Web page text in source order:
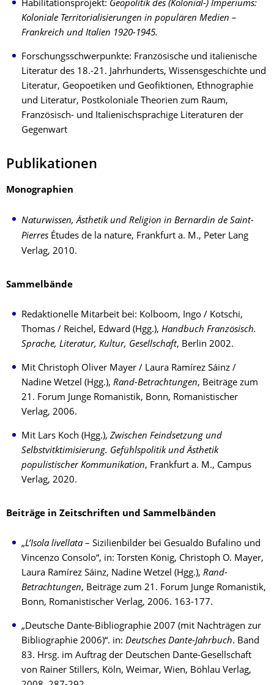
Habilitationsprojekt: Geopolitik des (Kolonial-) Imperiums:
Koloniale Territorialisierungen in populären Medien –
Frankreich und Italien 1920-1945.
Forschungsschwerpunkte: Französische und italienische
Literatur des 18.-21. Jahrhunderts, Wissensgeschichte und
Literatur, Geopoetiken und Geofiktionen, Ethnographie
und Literatur, Postkoloniale Theorien zum Raum,
Französisch- und Italienischsprachige Literaturen der
Gegenwart
Publikationen
Monographien
Naturwissen, Ästhetik und Religion in Bernardin de Saint-
Pierres Études de la nature, Frankfurt a. M., Peter Lang
Verlag, 2010.
Sammelbände
Redaktionelle Mitarbeit bei: Kolboom, Ingo / Kotschi,
Thomas / Reichel, Edward (Hgg.), Handbuch Französisch.
Sprache, Literatur, Kultur, Gesellschaft, Berlin 2002.
Mit Christoph Oliver Mayer / Laura Ramírez Sáinz /
Nadine Wetzel (Hgg.), Rand-Betrachtungen, Beiträge zum
21. Forum Junge Romanistik, Bonn, Romanistischer
Verlag, 2006.
Mit Lars Koch (Hgg.), Zwischen Feindsetzung und
Selbstvitktimisierung. Gefühlspolitik und Ästhetik
populistischer Kommunikation, Frankfurt a. M., Campus
Verlag, 2020.
Beiträge in Zeitschriften und Sammelbänden
„L’Isola livellata– Sizilienbilder bei Gesualdo Bufalino und
Vincenzo Consolo“, in: Torsten König, Christoph O. Mayer,
Laura Ramírez Sáinz, Nadine Wetzel (Hgg.), Rand-
Betrachtungen, Beiträge zum 21. Forum Junge Romanistik,
Bonn, Romanistischer Verlag, 2006. 163-177.
„Deutsche Dante-Bibliographie 2007 (mit Nachträgen zur
Bibliographie 2006)“. in: Deutsches Dante-Jahrbuch. Band
83. Hrsg. im Auftrag der Deutschen Dante-Gesellschaft
von Rainer Stillers, Köln, Weimar, Wien, Böhlau Verlag,